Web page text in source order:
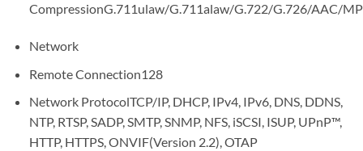
CompressionG.711ulaw/G.711alaw/G.722/G.726/AAC/
Network
Remote Connection128
Network ProtocolTCP/IP, DHCP, IPv4, IPv6, DNS, DDNS,
NTP, RTSP, SADP, SMTP, SNMP, NFS, iSCSI, ISUP, UPnP™,
HTTP, HTTPS, ONVIF(Version 2.2), OTAP